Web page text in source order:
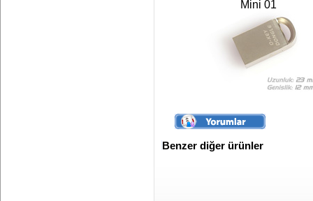
Mini 01
Benzer diğer ürünler